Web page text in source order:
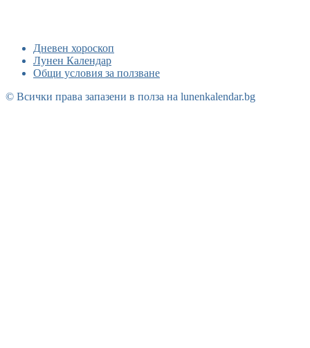
Дневен хороскоп
Лунен Календар
Общи условия за ползване
© Всички права запазени в полза на lunenkalendar.bg